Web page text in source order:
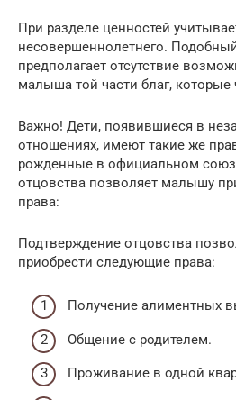
При разделе ценностей
несовершеннолетнего.
предполагает отсутствие
малыша той части благ, которые
Важно! Дети, появившиеся в
отношениях, имеют такие же
рожденные в официальном
отцовства позволяет малышу
права:
Подтверждение отцовства
приобрести следующие права:
Получение алиментных
Общение с родителем.
Проживание в одной